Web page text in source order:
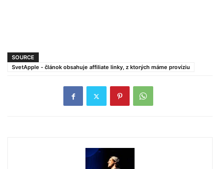
SOURCE
SvetApple - článok obsahuje affiliate linky, z ktorých máme províziu